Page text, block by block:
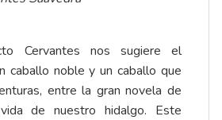
Cervantes nos sugiere el
caballo noble y un caballo que
entre la gran novela de
de nuestro hidalgo. Este